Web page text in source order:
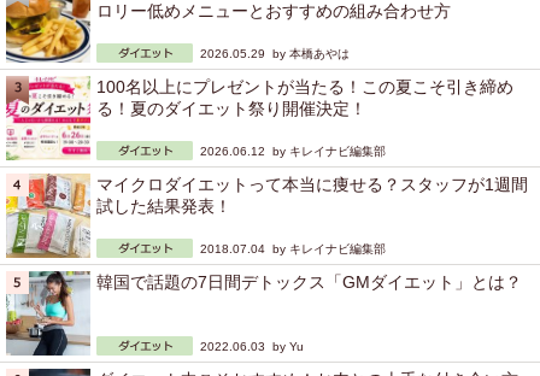
ロリー低めメニューとおすすめの組み合わせ方
2026.05.29 by 本橋あやは
100名以上にプレゼントが当たる！この夏こそ引き締め
る！夏のダイエット祭り開催決定！
2026.06.12 by キレイナビ編集部
マイクロダイエットって本当に痩せる？スタッフが1週間
試した結果発表！
2018.07.04 by キレイナビ編集部
韓国で話題の7日間デトックス「GMダイエット」とは？
2022.06.03 by Yu